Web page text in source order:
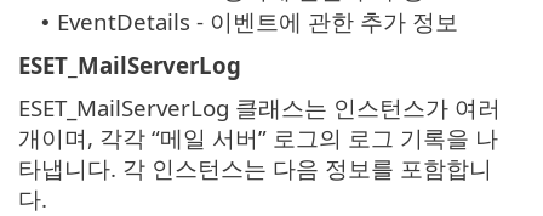
• EventDetails - 이벤트에 관한 추가 정보
ESET_MailServerLog
ESET_MailServerLog 클래스는 인스턴스가 여러
개이며, 각각 “메일 서버” 로그의 로그 기록을 나
타냅니다. 각 인스턴스는 다음 정보를 포함합니
다.